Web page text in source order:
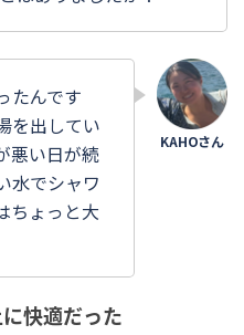
たんです
を出してい
悪い日が続
水でシャワ
ちょっと大
快適だった